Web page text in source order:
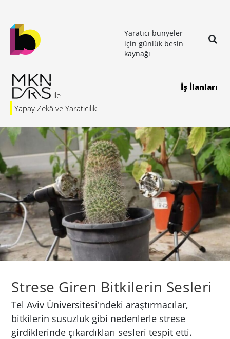
Yaratıcı bünyeler
için günlük besin
kaynağı
Yapay Zekâ ve Yaratıcılık
İş İlanları
Strese Giren Bitkilerin Sesleri
Tel Aviv Üniversitesi'ndeki araştırmacılar,
bitkilerin susuzluk gibi nedenlerle strese
girdiklerinde çıkardıkları sesleri tespit etti.